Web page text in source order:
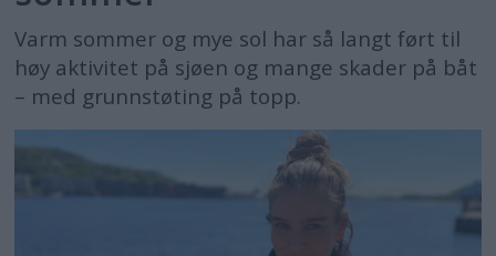
Varm sommer og mye sol har så langt ført til
høy aktivitet på sjøen og mange skader på båt
– med grunnstøting på topp.